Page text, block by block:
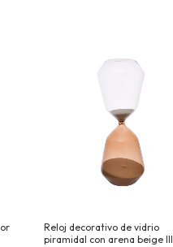
Reloj decorativo de vidrio
piramidal con arena beige III